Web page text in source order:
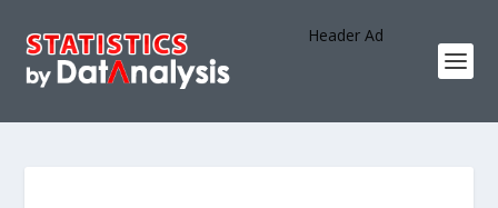
Header Ad